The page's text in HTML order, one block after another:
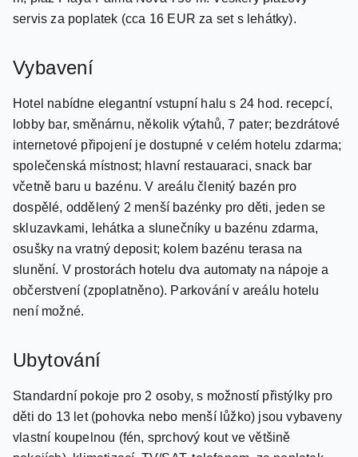
Son Maties cca 300 m, pláž Playa de Magalluf cca 400
Vybavení
Hotel nabídne elegantní vstupní halu s 24 hod. recepcí,
lobby bar, směnárnu, několik výtahů, 7 pater; bezdrátové
internetové připojení je dostupné v celém hotelu zdarma;
společenská místnost; hlavní restauaraci, snack bar
včetně baru u bazénu. V areálu členitý bazén pro
dospělé, oddělený 2 menší bazénky pro děti, jeden se
skluzavkami, lehátka a slunečníky u bazénu zdarma,
osušky na vratný deposit; kolem bazénu terasa na
slunění. V prostorách hotelu dva automaty na nápoje a
Ubytování
Standardní pokoje pro 2 osoby, s možností přistýlky pro
děti do 13 let (pohovka nebo menší lůžko) jsou vybaveny